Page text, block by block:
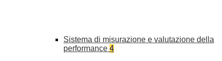
Sistema di misurazione e valutazione della
performance 4